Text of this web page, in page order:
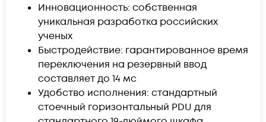
Инновационность: собственная
уникальная разработка российских
ученых
Быстродействие: гарантированное время
переключения на резервный ввод
составляет до 14 мс
Удобство исполнения: стандартный
стоечный горизонтальный PDU для